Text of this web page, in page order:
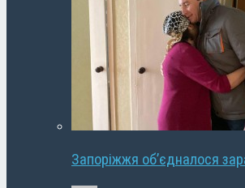
Запоріжжя об’єдналося